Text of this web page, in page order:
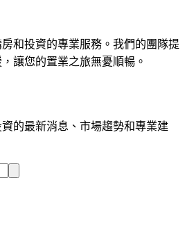
和投資的專業服務。我們的團隊提
讓您的置業之旅無憂順暢。
的最新消息、市場趨勢和專業建